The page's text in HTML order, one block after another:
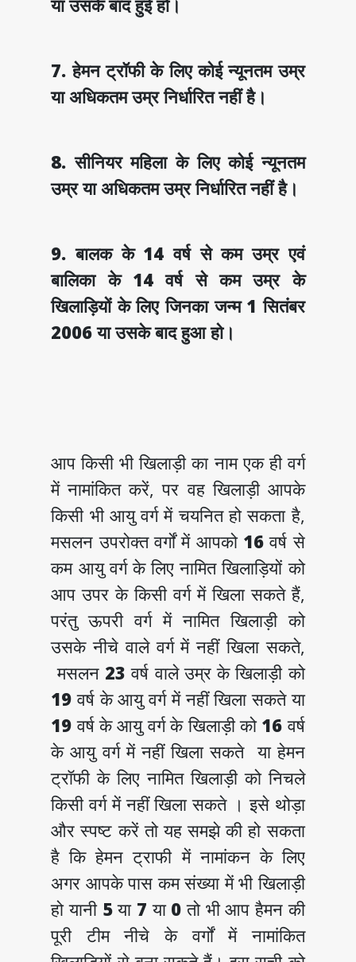
या उसके बाद हुई हो।
7. हेमन ट्रॉफी के लिए कोई न्यूनतम उम्र
या अधिकतम उम्र निर्धारित नहीं है।
8. सीनियर महिला के लिए कोई न्यूनतम
उम्र या अधिकतम उम्र निर्धारित नहीं है।
9. बालक के 14 वर्ष से कम उम्र एवं
बालिका के 14 वर्ष से कम उम्र के
खिलाड़ियों के लिए जिनका जन्म 1 सितंबर
2006 या उसके बाद हुआ हो।
आप किसी भी खिलाड़ी का नाम एक ही वर्ग
में नामांकित करें, पर वह खिलाड़ी आपके
किसी भी आयु वर्ग में चयनित हो सकता है,
मसलन उपरोक्त वर्गों में आपको 16 वर्ष से
कम आयु वर्ग के लिए नामित खिलाड़ियों को
आप उपर के किसी वर्ग में खिला सकते हैं,
परंतु ऊपरी वर्ग में नामित खिलाड़ी को
उसके नीचे वाले वर्ग में नहीं खिला सकते,
मसलन 23 वर्ष वाले उम्र के खिलाड़ी को
19वर्ष के आयु वर्ग में नहीं खिला सकते या
19वर्ष के आयु वर्ग के खिलाड़ी को 16 वर्ष
के आयु वर्ग में नहीं खिला सकते या हेमन
ट्रॉफी के लिए नामित खिलाड़ी को निचले
किसी वर्ग में नहीं खिला सकते । इसे थोड़ा
और स्पष्ट करें तो यह समझे की हो सकता
है कि हेमन ट्राफी में नामांकन के लिए
अगर आपके पास कम संख्या में भी खिलाड़ी
हो यानी 5या 7 या 0तो भी आप हैमन की
पूरी टीम नीचे के वर्गों में नामांकित